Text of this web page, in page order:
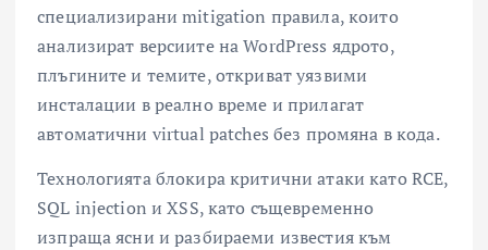
специализирани mitigation правила, които
анализират версиите на WordPress ядрото,
плъгините и темите, откриват уязвими
инсталации в реално време и прилагат
автоматични virtual patches без промяна в кода.
Технологията блокира критични атаки като RCE,
SQL injection и XSS, като същевременно
изпраща ясни и разбираеми известия към